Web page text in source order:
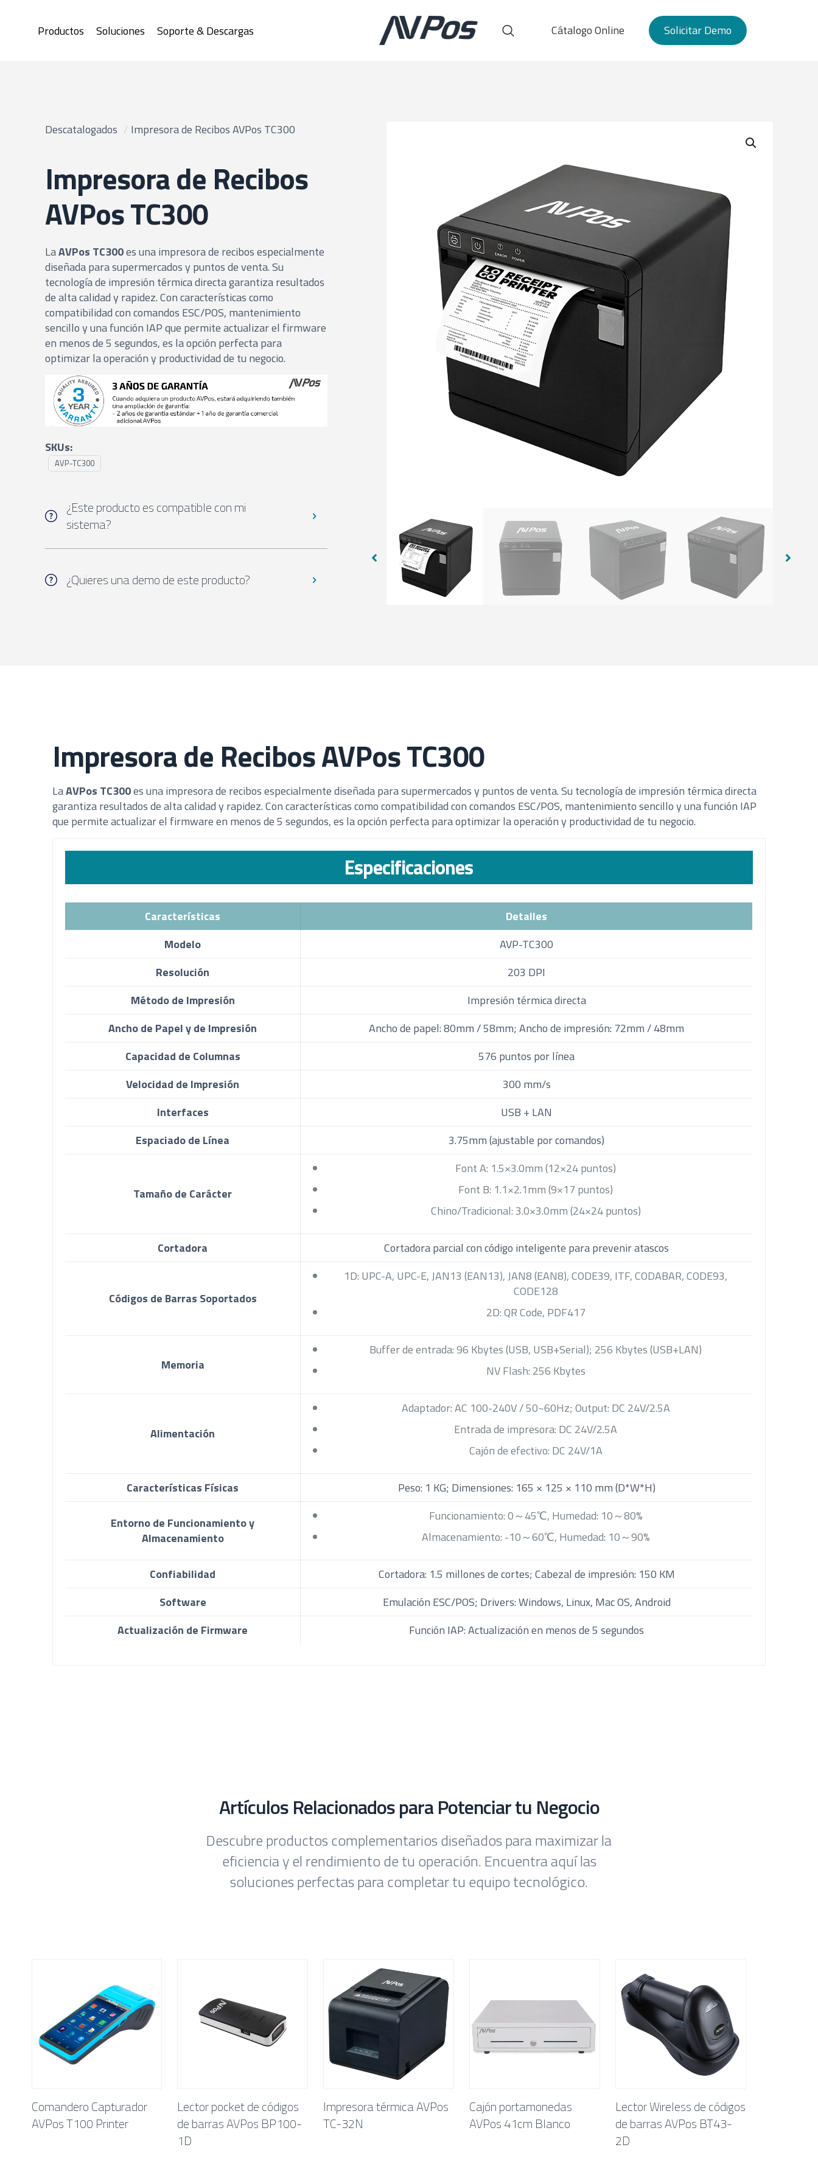
Productos Soluciones Soporte & Descargas Cátalogo Online Solicitar Demo
Descatalogados / Impresora de Recibos AVPos TC300
Impresora de Recibos
AVPos TC300
LaAVPos TC300es una impresora de recibos especialmente
diseñada para supermercados y puntos de venta. Su
tecnología de impresión térmica directa garantiza resultados
de alta calidad y rapidez. Con características como
compatibilidad con comandos ESC/POS, mantenimiento
sencillo y una función IAP que permite actualizar el firmware
en menos de 5 segundos, es la opción perfecta para
optimizar la operación y productividad de tu negocio.
SKUs:
AVP-TC300
¿Este producto es compatible con mi
sistema?
¿Quieres una demo de este producto?
Impresora de Recibos AVPos TC300
LaAVPos TC300es una impresora de recibos especialmente diseñada para supermercados y puntos de venta. Su tecnología de impresión térmica directa
garantiza resultados de alta calidad y rapidez. Con características como compatibilidad con comandos ESC/POS, mantenimiento sencillo y una función IAP
que permite actualizar el firmware en menos de 5 segundos, es la opción perfecta para optimizar la operación y productividad de tu negocio.
Especificaciones
Características
Detalles
Modelo
AVP-TC300
Resolución
203 DPI
Método de Impresión
Impresión térmica directa
Ancho de Papel y de Impresión
Ancho de papel: 80mm / 58mm; Ancho de impresión: 72mm / 48mm
Capacidad de Columnas
576 puntos por línea
Velocidad de Impresión
300 mm/s
Interfaces
USB + LAN
Espaciado de Línea
3.75mm (ajustable por comandos)
Tamaño de Carácter
Font A: 1.5×3.0mm (12×24 puntos)
Font B: 1.1×2.1mm (9×17 puntos)
Chino/Tradicional: 3.0×3.0mm (24×24 puntos)
Cortadora Cortadora parcial con código inteligente para prevenir atascos
Códigos de Barras Soportados
1D: UPC-A, UPC-E, JAN13 (EAN13), JAN8 (EAN8), CODE39, ITF, CODABAR, CODE93,
CODE128
2D: QR Code, PDF417
Memoria
Buffer de entrada: 96 Kbytes (USB, USB+Serial); 256 Kbytes (USB+LAN)
NV Flash: 256 Kbytes
Alimentación
Adaptador: AC 100-240V / 50~60Hz; Output: DC 24V/2.5A
Entrada de impresora: DC 24V/2.5A
Cajón de efectivo: DC 24V/1A
Características Físicas Peso: 1 KG; Dimensiones: 165 × 125 × 110 mm (D*W*H)
Entorno de Funcionamiento y
Almacenamiento
Funcionamiento: 0～45℃, Humedad: 10～80%
Almacenamiento: -10～60℃, Humedad: 10～90%
Confiabilidad
Cortadora: 1.5 millones de cortes; Cabezal de impresión: 150 KM
Software
Emulación ESC/POS; Drivers: Windows, Linux, Mac OS, Android
Actualización de Firmware
Función IAP: Actualización en menos de 5 segundos
Artículos Relacionados para Potenciar tu Negocio
Descubre productos complementarios diseñados para maximizar la
eficiencia y el rendimiento de tu operación. Encuentra aquí las
soluciones perfectas para completar tu equipo tecnológico.
Comandero Capturador
AVPos T100 Printer
Lector pocket de códigos
de barras AVPos BP100-
1D
Impresora térmica AVPos
TC-32N
Cajón portamonedas
AVPos 41cm Blanco
Lector Wireless de códigos
de barras AVPos BT43-
2D